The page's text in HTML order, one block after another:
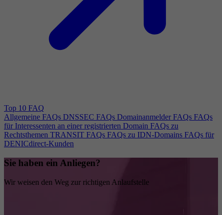
Top 10 FAQ
Allgemeine FAQs DNSSEC FAQs Domainanmelder FAQs FAQs
für Interessenten an einer registrierten Domain FAQs zu
Rechtsthemen TRANSIT FAQs FAQs zu IDN-Domains FAQs für
DENICdirect-Kunden
Sie haben ein Anliegen?
Wir weisen den Weg zur richtigen Anlaufstelle